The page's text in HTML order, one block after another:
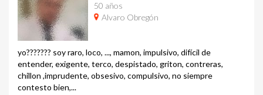
50 años
Alvaro Obregón
yo??????? soy raro, loco, ..., mamon, impulsivo, difícil de
entender, exigente, terco, despistado, griton, contreras,
chillon ,imprudente, obsesivo, compulsivo, no siempre
contesto bien,...